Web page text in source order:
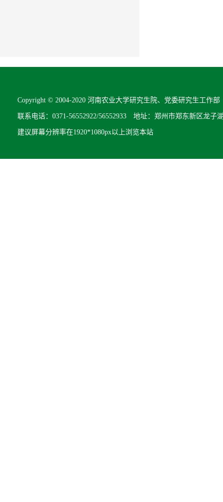
Copyright © 2004-2020 河南农业大学研究生院、党委研究生工作
联系电话：0371-56552922/56552933 地址：郑州市郑东新区龙子
建议屏幕分辨率在1920*1080px以上浏览本站